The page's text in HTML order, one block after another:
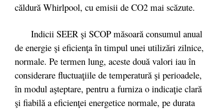
căldură Whirlpool, cu emisii de CO2 mai scăzute.
Indicii SEER şi SCOP măsoară consumul anual
de energie şi eficienţa în timpul unei utilizări zilnice,
normale. Pe termen lung, aceste două valori iau în
considerare fluctuaţiile de temperatură şi perioadele,
în modul aşteptare, pentru a furniza o indicaţie clară
şi fiabilă a eficienţei energetice normale, pe durata